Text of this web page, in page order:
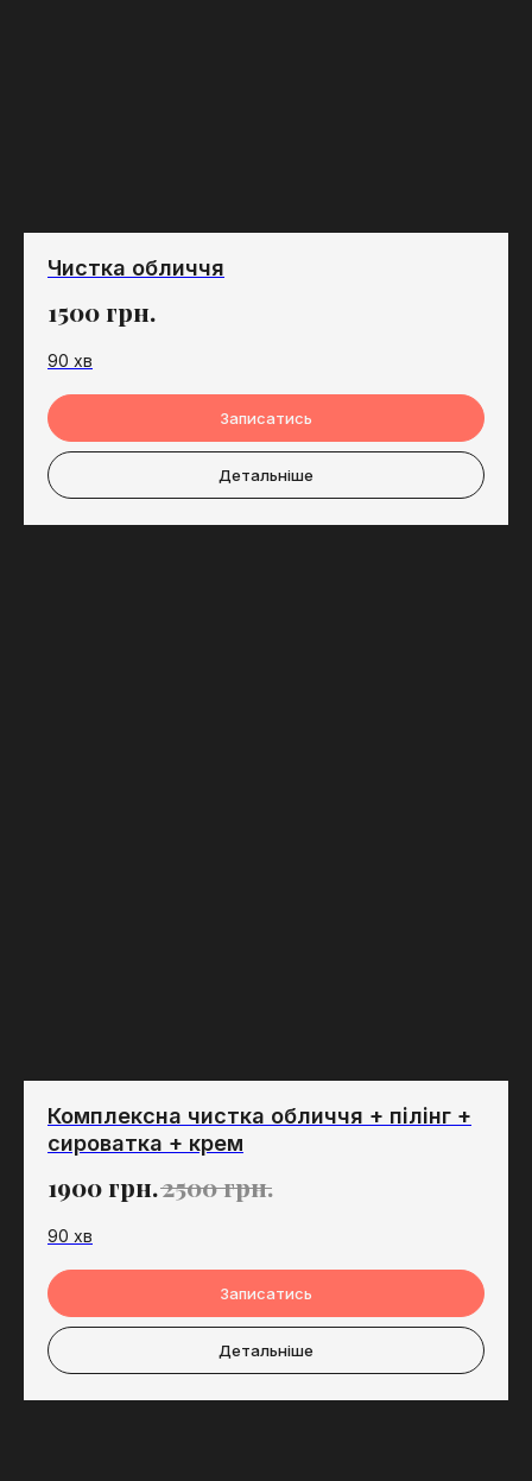
Чистка обличчя
1500 грн.
90 хв
Записатись
Детальніше
Комплексна чистка обличчя + пілінг +
сироватка + крем
1900 грн.2500грн.
90 хв
Записатись
Детальніше